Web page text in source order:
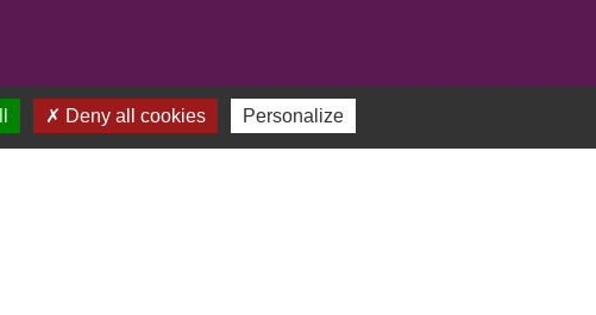
Deny all cookies Personalize